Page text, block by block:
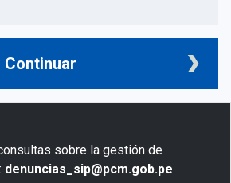
Continuar
sobre la gestión de
denuncias_sip@pcm.gob.pe